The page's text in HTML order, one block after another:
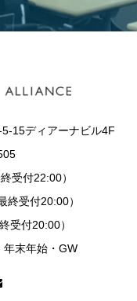
15ディアーナビル4F
受付22:00）
終受付20:00）
受付20:00）
年末年始・GW